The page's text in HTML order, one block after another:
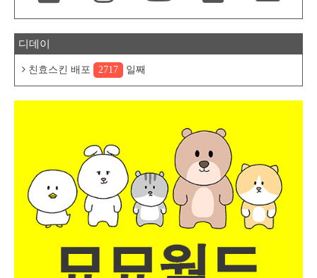
디데이
친효스킨 배포 2717 일째